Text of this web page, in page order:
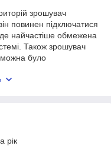
зрошувач
повинен підключатися
найчастіше обмежена
Також зрошувач
було
поливу. Завдяки тому,
зон під
рік